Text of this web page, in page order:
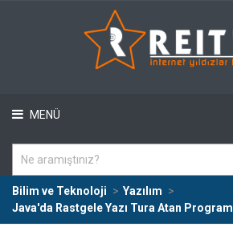
MENÜ
Bilim ve Teknoloji
Yazılım
Java'da Rastgele Yazı Tura Atan Program